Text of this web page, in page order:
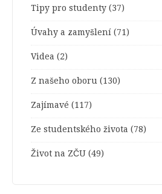
Tipy pro studenty (37)
Úvahy a zamyšlení (71)
Videa (2)
Z našeho oboru (130)
Zajímavé (117)
Ze studentského života (78)
Život na ZČU (49)